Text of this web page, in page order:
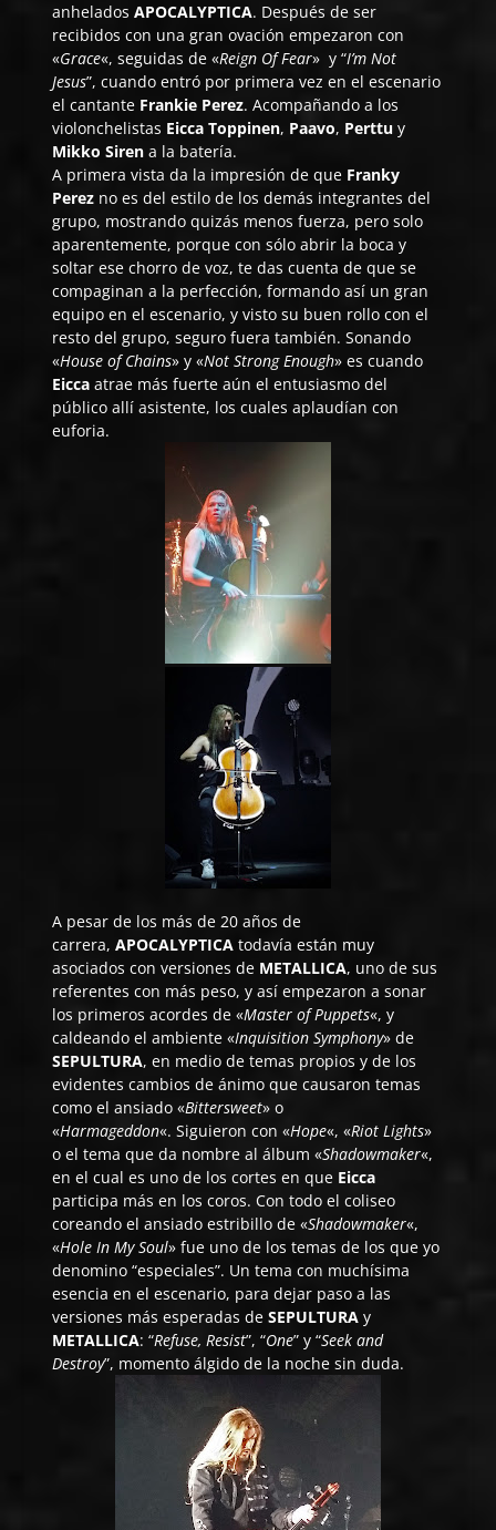
anheladosAPOCALYPTICA. Después de ser
recibidos con una gran ovación empezaron con
«Grace«, seguidas de «Reign Of Fear» y “I’m Not
Jesus”, cuando entró por primera vez en el escenario
el cantante Frankie Perez. Acompañando a los
violonchelistas Eicca Toppinen, Paavo, Perttuy
Mikko Siren a la batería.
A primera vista da la impresión de que Franky
Perez no es del estilo de los demás integrantes del
grupo, mostrando quizás menos fuerza, pero solo
aparentemente, porque con sólo abrir la boca y
soltar ese chorro de voz, te das cuenta de que se
compaginan a la perfección, formando así un gran
equipo en el escenario, y visto su buen rollo con el
resto del grupo, seguro fuera también. Sonando
«House of Chains» y «Not Strong Enough» es cuando
Eiccaatrae más fuerte aún el entusiasmo del
público allí asistente, los cuales aplaudían con
euforia.
A pesar de los más de 20 años de
carrera,APOCALYPTICA todavía están muy
asociados con versiones de METALLICA, uno de sus
referentes con más peso, y así empezaron a sonar
los primeros acordes de «Master of Puppets«, y
caldeando el ambiente «Inquisition Symphony» de
SEPULTURA, en medio de temas propios y de los
evidentes cambios de ánimo que causaron temas
como el ansiado «Bittersweet» o
«Harmageddon«. Siguieron con «Hope«, «Riot Lights»
o el tema que da nombre al álbum «Shadowmaker«,
en el cual es uno de los cortes en que Eicca
participa más en los coros. Con todo el coliseo
coreando el ansiado estribillo de «Shadowmaker«,
«Hole In My Soul» fue uno de los temas de los que yo
denomino “especiales”. Un tema con muchísima
esencia en el escenario, para dejar paso a las
versiones más esperadas deSEPULTURAy
METALLICA: “Refuse, Resist”, “One” y “Seek and
Destroy”, momento álgido de la noche sin duda.